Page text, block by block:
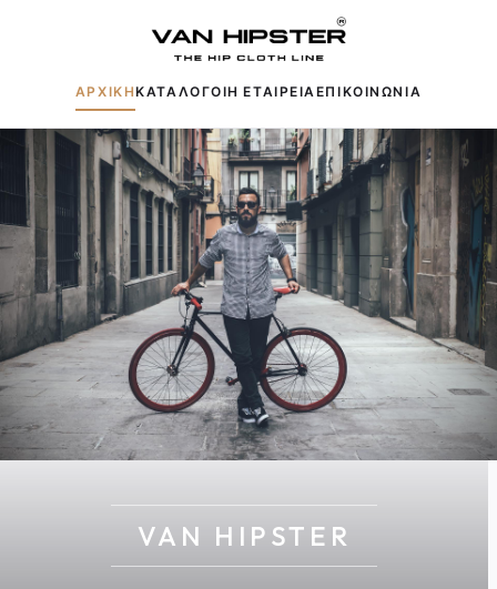
ΑΡΧΙΚΗΚΑΤΑΛΟΓΟΙΗ ΕΤΑΙΡΕΙΑΕΠΙΚΟΙΝΩΝΙΑ
Δημοφιλείς αναζητήσεις: Πουκάμισα
Μπουφάν
Παντελόνια
Πλεκτά
VAN HIPSTER